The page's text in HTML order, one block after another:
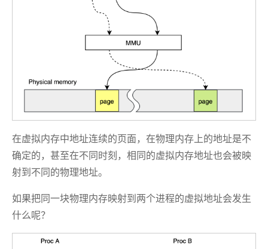
在虚拟内存中地址连续的页面，在物理内存上的地址是不
确定的，甚至在不同时刻，相同的虚拟内存地址也会被映
射到不同的物理地址。
如果把同一块物理内存映射到两个进程的虚拟地址会发生
什么呢？